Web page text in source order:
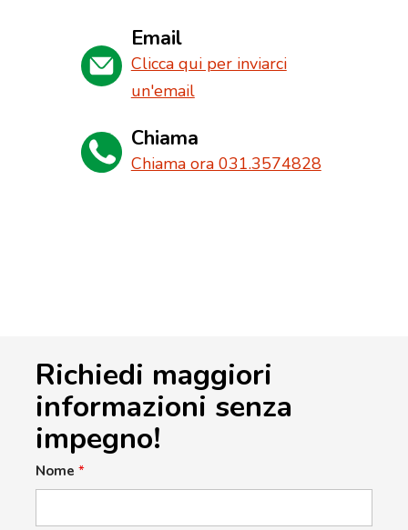
Email
Clicca qui per inviarci
un'email
Chiama
Chiama ora 031.3574828
Richiedi maggiori
informazioni senza
impegno!
Nome *